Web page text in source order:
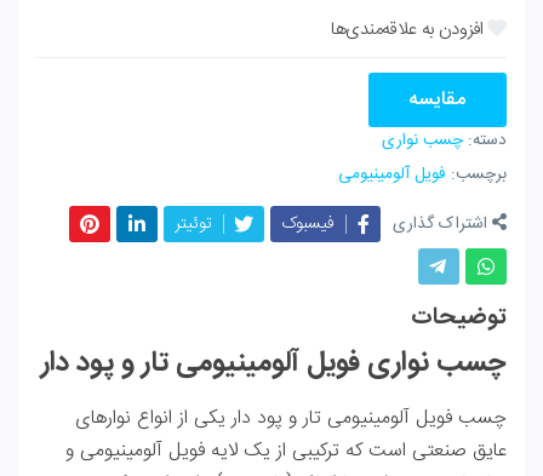
مقایسه
دسته:چسب نواری
برچسب: فویل آلومینیومی
اشتراک گذاری
فیسبوک توئیتر لینکداینپینترست
واتساپتلگرام
توضیحات
چسب نواری فویل آلومینیومی تار و پود دار
چسب فویل آلومینیومی تار و پود دار یکی از انواع نوارهای
عایق صنعتی است که ترکیبی از یک لایه فویل آلومینیومی و